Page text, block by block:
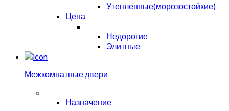
Утепленные(морозостойкие)
Цена
Недорогие
Элитные
Межкомнатные двери
Назначение